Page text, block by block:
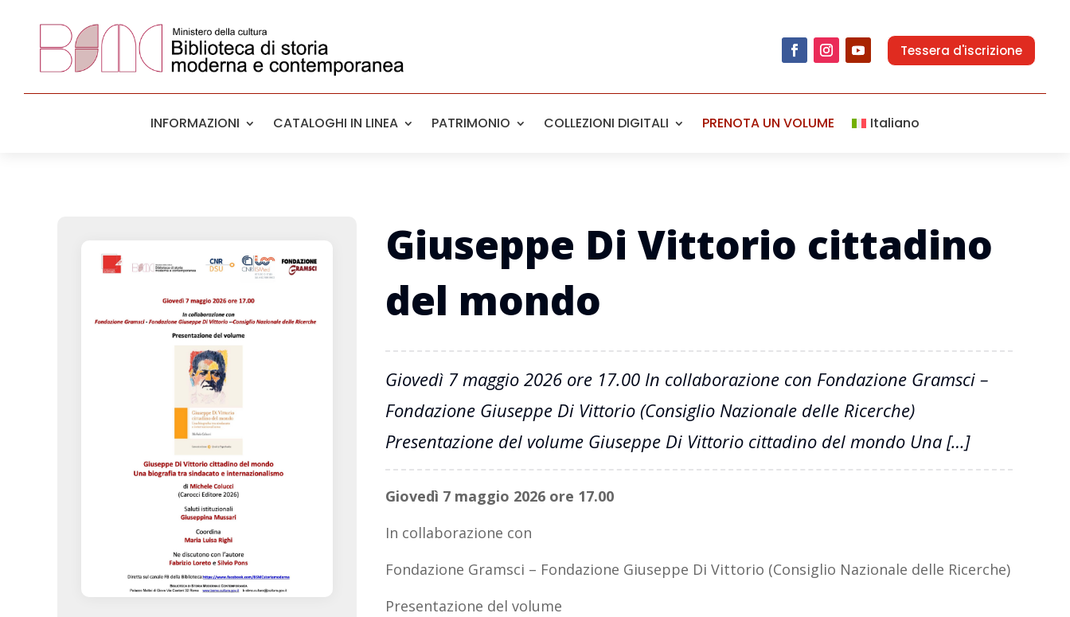
Tessera d'iscrizione
INFORMAZIONI CATALOGHI IN LINEA PATRIMONIO COLLEZIONI DIGITALI PRENOTA UN VOLUME Italiano
Giuseppe Di Vittorio cittadino
del mondo
Giovedì 7 maggio 2026 ore 17.00 In collaborazione con Fondazione Gramsci –
Fondazione Giuseppe Di Vittorio (Consiglio Nazionale delle Ricerche)
Presentazione del volume Giuseppe Di Vittorio cittadino del mondo Una […]
Giovedì 7 maggio 2026 ore 17.00
In collaborazione con
Fondazione Gramsci – Fondazione Giuseppe Di Vittorio (Consiglio Nazionale delle Ricerche)
Presentazione del volume